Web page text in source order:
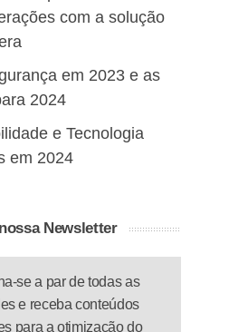
com a solução
em 2023 e as
2024
e Tecnologia
em 2024
Newsletter
se a par de todas as
e receba conteúdos
para a otimização do